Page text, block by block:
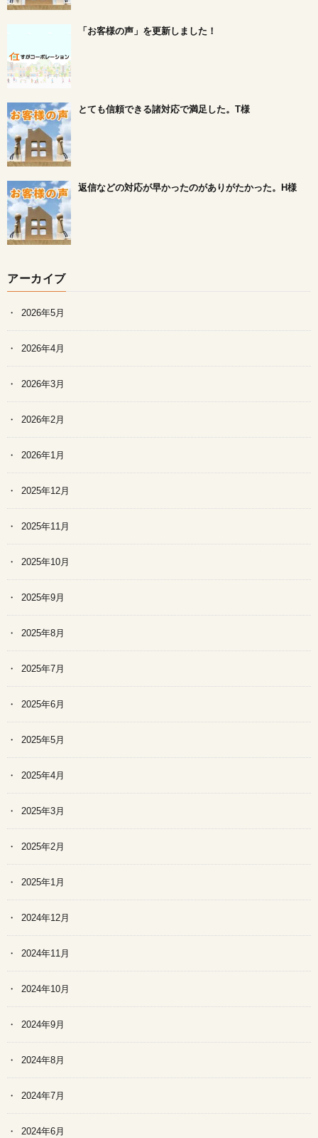
「お客様の声」を更新しました！
とても信頼できる諸対応で満足した。T様
返信などの対応が早かったのがありがたかった。H様
アーカイブ
2026年5月
2026年4月
2026年3月
2026年2月
2026年1月
2025年12月
2025年11月
2025年10月
2025年9月
2025年8月
2025年7月
2025年6月
2025年5月
2025年4月
2025年3月
2025年2月
2025年1月
2024年12月
2024年11月
2024年10月
2024年9月
2024年8月
2024年7月
2024年6月